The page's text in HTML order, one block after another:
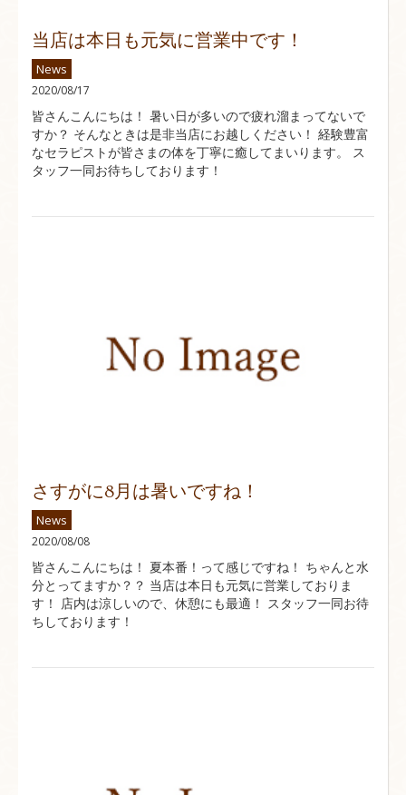
当店は本日も元気に営業中です！
News
2020/08/17
皆さんこんにちは！ 暑い日が多いので疲れ溜まってないで
すか？ そんなときは是非当店にお越しください！ 経験豊富
なセラピストが皆さまの体を丁寧に癒してまいります。 ス
タッフ一同お待ちしております！
さすがに8月は暑いですね！
News
2020/08/08
皆さんこんにちは！ 夏本番！って感じですね！ ちゃんと水
分とってますか？？ 当店は本日も元気に営業しておりま
す！ 店内は涼しいので、休憩にも最適！ スタッフ一同お待
ちしております！